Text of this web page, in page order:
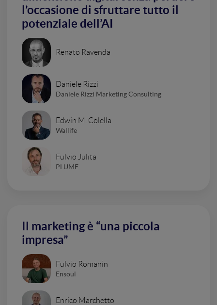
l’occasione di sfruttare tutto il
potenziale dell’AI
Renato Ravenda
Daniele Rizzi
Daniele Rizzi Marketing Consulting
Edwin M. Colella
Wallife
Fulvio Julita
PLUME
Il marketing è “una piccola
impresa”
Fulvio Romanin
Ensoul
Enrico Marchetto